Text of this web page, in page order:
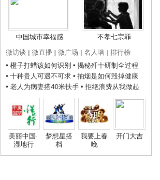
中国城市幸福感
不孝七宗罪
微访谈 | 微直播 | 微广场 | 名人墙 | 排行榜
• 橙子打蜡该如何识别 • 揭秘歼十研制全过程
• 十种贵人可遇不可求 • 抽烟是如何毁掉健康
• 老人为病妻搭40米扶手 • 拒绝浪费从我做起
美丽中国·
湿地行
梦想星搭
档
我要上春
晚
开门大吉